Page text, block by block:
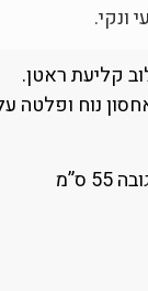
ונקי.
קליעת ראטן.
נוח ופלטה